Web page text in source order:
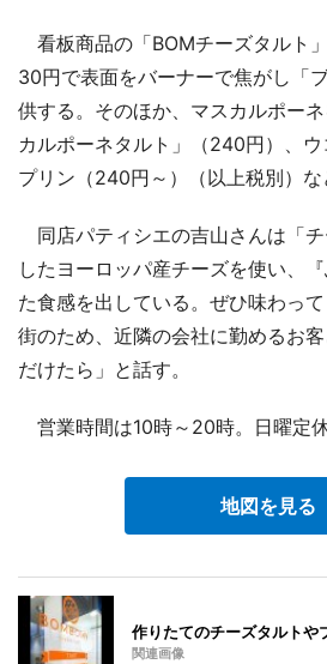
看板商品の「BOMチーズタルト
30円で表面をバーナーで焦がし「
供する。そのほか、マスカルポー
カルポーネタルト」（240円）、
プリン（240円～）（以上税別）な
同店パティシエの吉山さんは「
したヨーロッパ産チーズを使い、
た食感を出している。ぜひ味わっ
街のため、近隣の会社に勤めるお
だけたら」と話す。
営業時間は10時～20時。日曜定休
地図を見る
作りたてのチーズタルトや
関連画像